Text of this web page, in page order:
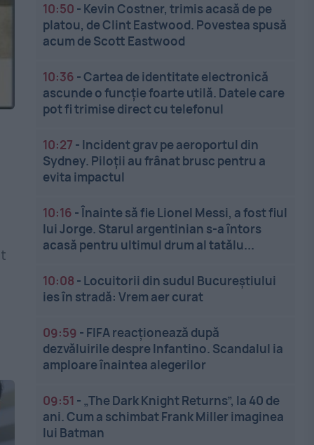
10:50 - Kevin Costner, trimis acasă de pe
platou, de Clint Eastwood. Povestea spusă
acum de Scott Eastwood
10:36 -Cartea de identitate electronică
ascunde o funcție foarte utilă. Datele care
pot fi trimise direct cu telefonul
10:27 - Incident grav pe aeroportul din
Sydney. Piloții au frânat brusc pentru a
evita impactul
10:16 -Înainte să fie Lionel Messi, a fost fiul
lui Jorge. Starul argentinian s-a întors
acasă pentru ultimul drum al tatălu...
10:08 - Locuitorii din sudul Bucureștiului
ies în stradă: Vrem aer curat
09:59 - FIFA reacționează după
dezvăluirile despre Infantino. Scandalul ia
amploare înaintea alegerilor
09:51 - „The Dark Knight Returns”, la 40 de
ani. Cum a schimbat Frank Miller imaginea
lui Batman